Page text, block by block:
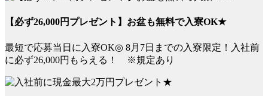
【必ず26,000円プレゼント】お盆も無料で入寮OK★
最短で応募当日に入寮OK◎ 8月7日までの入寮限定！入社前
に必ず26,000円もらえる！ ※規定あり